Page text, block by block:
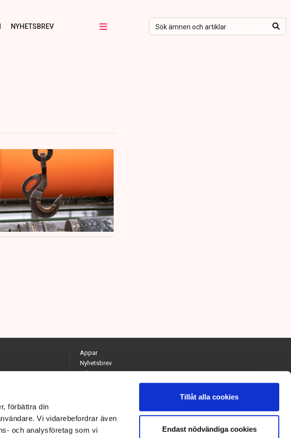
förbättra din
Vi vidarebefordrar även
och analysföretag som vi
Tillåt alla cookies
Endast nödvändiga cookies
NYHETSBREV
Appar
Nyhetsbrev
Arkiv
Kontakta redaktionen
Chefredaktör och ansvarig utgivare: